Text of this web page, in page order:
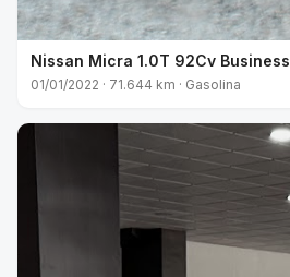
Nissan Micra 1.0T 92Cv Business
01/01/2022 · 71.644 km · Gasolina